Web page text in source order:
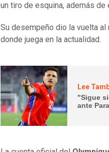
un tiro de esquina, además de
Su desempeño dio la vuelta
donde juega en la actualidad.
Lee
"Sigue
ante